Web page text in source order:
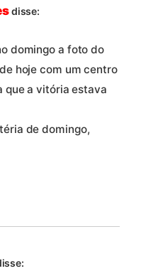
disse:
domingo a foto do
hoje com um centro
que a vitória estava
de domingo,